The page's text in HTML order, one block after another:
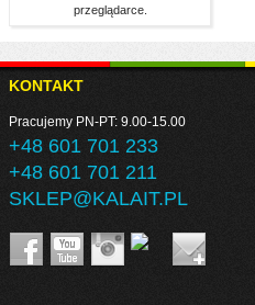
przeglądarce.
KONTAKT
Pracujemy PN-PT: 9.00-15.00
+48 601 701 233
+48 601 701 211
SKLEP@KALAIT.PL